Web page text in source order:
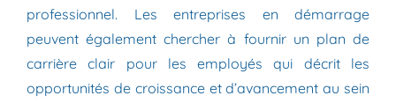
professionnel. Les entreprises en démarrage
peuvent également chercher à fournir un plan de
carrière clair pour les employés qui décrit les
opportunités de croissance et d’avancement au sein